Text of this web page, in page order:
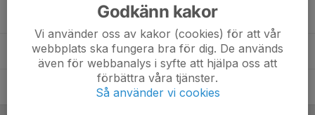
88. Viggo Bratland
89. Melvin Karlsson
91. Leon Johansen , A-lag
Godkänn kakor
Vi använder oss av kakor (cookies) för att vår
webbplats ska fungera bra för dig. De används
även för webbanalys i syfte att hjälpa oss att
förbättra våra tjänster.
Så använder vi cookies